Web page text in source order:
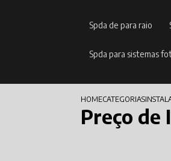
spda de para raio
spda para sistemas
HOMECATEGORIAS
Preço de